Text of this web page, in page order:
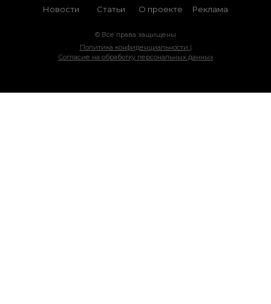
© Все права защищены
Согласие на обработку персональных данных
Политика конфиденциальности |
Новости О проекте
Статьи Реклама